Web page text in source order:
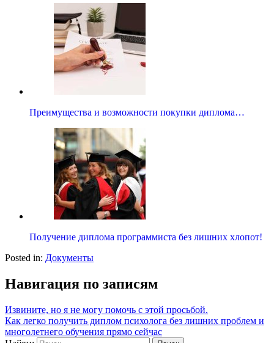
Преимущества и возможности покупки диплома…
Получение диплома программиста без лишних хлопот!
Posted in: Документы
Навигация по записям
Извините, но я не могу помочь с этой просьбой.
Как легко получить диплом психолога без лишних проблем и
многолетнего обучения прямо сейчас